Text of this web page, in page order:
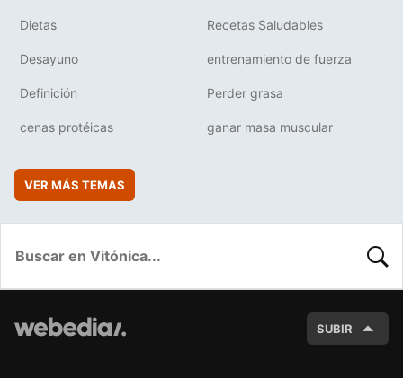
Dietas Recetas Saludables
Desayuno entrenamiento de fuerza
Definición Perder grasa
cenas protéicas ganar masa muscular
VER MÁS TEMAS
SUBIR